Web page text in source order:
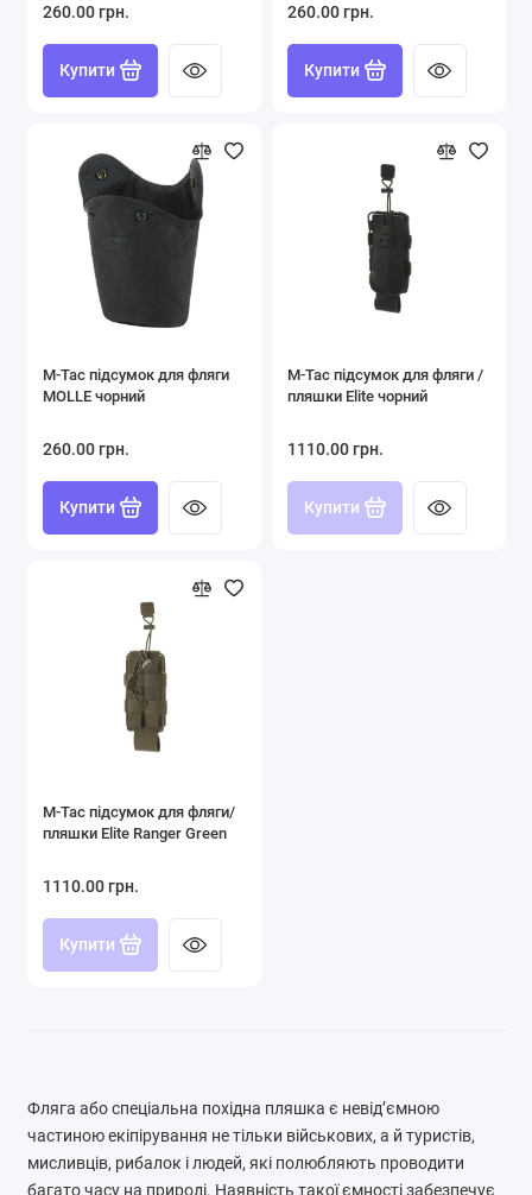
260.00 грн.
Купити
260.00 грн.
Купити
M-Tac підсумок для фляги
MOLLE чорний
260.00 грн.
Купити
M-Tac підсумок для фляги /
пляшки Elite чорний
1110.00 грн.
Купити
M-Tac підсумок для фляги/
пляшки Elite Ranger Green
1110.00 грн.
Купити
Фляга або спеціальна похідна пляшка є невід’ємною
частиною екіпірування не тільки військових, а й туристів,
мисливців, рибалок і людей, які полюбляють проводити
багато часу на природі. Наявність такої ємності забезпечує